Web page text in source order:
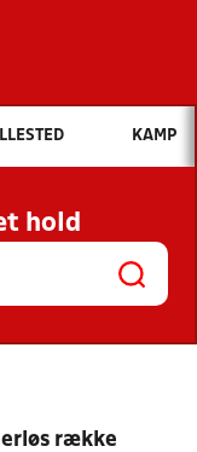
vil du søge efter?
OG NYHEDER
OG
KAMP
hold
række